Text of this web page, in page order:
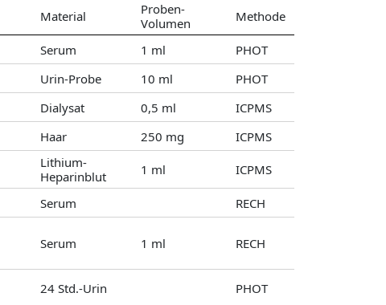
Material
Proben-
Volumen
Methode
Serum 1 ml PHOT
Urin-Probe 10 ml PHOT
Dialysat 0,5 ml ICPMS
Haar 250 mg ICPMS
Lithium-
Heparinblut
1 ml ICPMS
Serum RECH
Serum 1 ml RECH
24 Std.-Urin PHOT